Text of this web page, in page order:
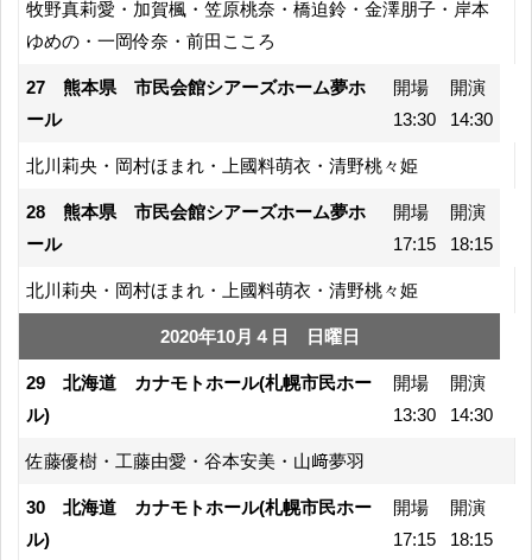
牧野真莉愛・加賀楓・笠原桃奈・橋迫鈴・金澤朋子・岸本
ゆめの・一岡伶奈・前田こころ
27 熊本県 市民会館シアーズホーム夢ホ
ール
開場
13:30
開演
14:30
北川莉央・岡村ほまれ・上國料萌衣・清野桃々姫
28 熊本県 市民会館シアーズホーム夢ホ
ール
開場
17:15
開演
18:15
北川莉央・岡村ほまれ・上國料萌衣・清野桃々姫
2020年10月４日 日曜日
29 北海道 カナモトホール(札幌市民ホー
ル)
開場
13:30
開演
14:30
佐藤優樹・工藤由愛・谷本安美・山﨑夢羽
30 北海道 カナモトホール(札幌市民ホー
ル)
開場
17:15
開演
18:15